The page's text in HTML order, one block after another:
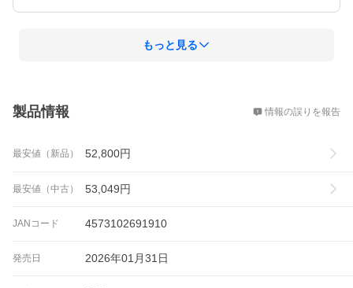
もっと見る
製品情報 情報の誤りを報告
最安値（新品） 52,800円
最安値（中古） 53,049円
JANコード 4573102691910
発売日 2026年01月31日